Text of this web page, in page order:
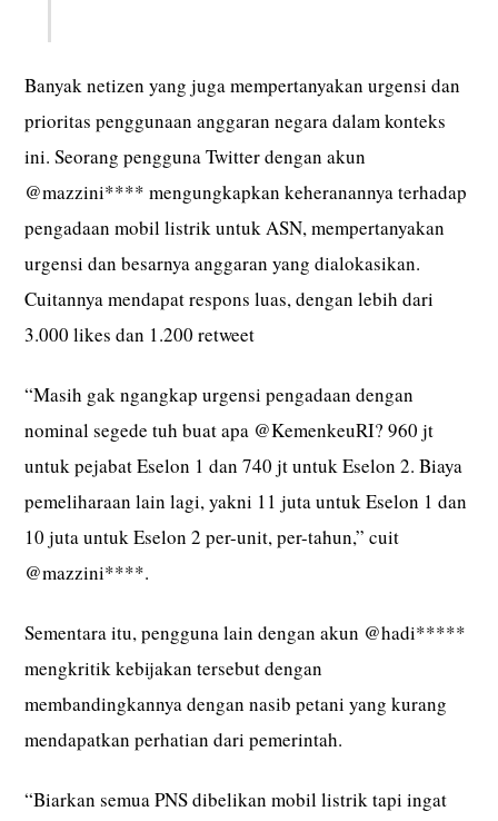
Banyak netizen yang juga mempertanyakan urgensi dan
prioritas penggunaan anggaran negara dalam konteks
ini. Seorang pengguna Twitter dengan akun
@mazzini**** mengungkapkan keheranannya terhadap
pengadaan mobil listrik untuk ASN, mempertanyakan
urgensi dan besarnya anggaran yang dialokasikan.
Cuitannya mendapat respons luas, dengan lebih dari
3.000 likes dan 1.200 retweet
“Masih gak ngangkap urgensi pengadaan dengan
nominal segede tuh buat apa @KemenkeuRI? 960 jt
untuk pejabat Eselon 1 dan 740 jt untuk Eselon 2. Biaya
pemeliharaan lain lagi, yakni 11 juta untuk Eselon 1 dan
10 juta untuk Eselon 2 per-unit, per-tahun,” cuit
@mazzini****.
Sementara itu, pengguna lain dengan akun @hadi*****
mengkritik kebijakan tersebut dengan
membandingkannya dengan nasib petani yang kurang
mendapatkan perhatian dari pemerintah.
“Biarkan semua PNS dibelikan mobil listrik tapi ingat